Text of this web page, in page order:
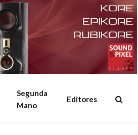
Segunda
Mano
Editores